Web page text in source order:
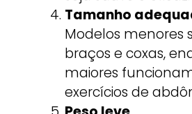
Tamanho
Modelos menores
braços e coxas,
maiores
exercícios de